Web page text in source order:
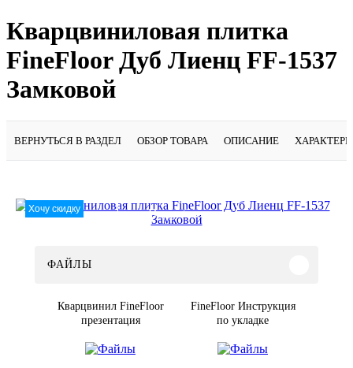
Кварцвиниловая плитка
FineFloor Дуб Лиенц FF-1537
Замковой
ВЕРНУТЬСЯ В РАЗДЕЛ ОБЗОР ТОВАРА ОПИСАНИЕ
Хочу скидку Подробнее
ФАЙЛЫ
Кварцвинил FineFloor
презентация
FineFloor Инструкция
по укладке